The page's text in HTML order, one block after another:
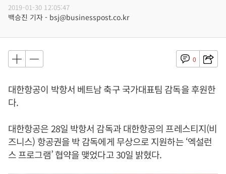
2019-01-30 12:05:47
백승진 기자 - bsj@businesspost.co.kr
0
대한항공이 박항서 베트남 축구 국가대표팀 감독을 후원한
다.
대한항공은 28일 박항서 감독과 대한항공의 프레스티지(비
즈니스) 항공권을 박 감독에게 무상으로 지원하는 ‘엑설런
스 프로그램’ 협약을 맺었다고 30일 밝혔다.